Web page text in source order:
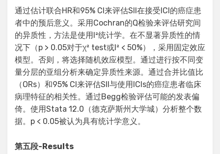
通过估计联合HR和95% CI来评估SII在接受ICI的癌症患
者中的预后意义。采用Cochran的Q检验来评估研究间
的异质性，方法是使用I²统计学。在不显著异质性的情
况下（p > 0.05对于χ² test或I² < 50%），采用固定效应
模型。否则，将选择随机效应模型。通过进行按不同变
量分层的亚组分析来确定异质性来源。通过合并比值比
（ORs）和95% CI来评估SII与使用ICIs的癌症患者临床
病理特征的相关性。通过Begg检验评估可能的发表偏
倚。使用Stata 12.0（德克萨斯州大学城）分析整个数
据。p < 0.05被认为具有统计学意义。
第五段-Results